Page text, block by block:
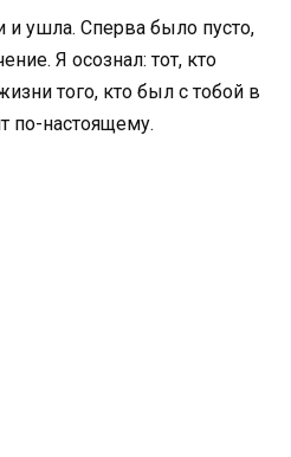
ушла. Сперва было пусто,
Я осознал: тот, кто
того, кто был с тобой в
по-настоящему.